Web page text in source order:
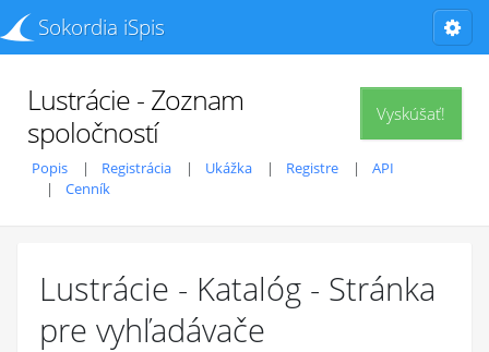
Sokordia iSpis
Vyskúšať!
Lustrácie - Zoznam
spoločností
Popis Registrácia Ukážka Registre
API
Cenník
Lustrácie - Katalóg - Stránka
pre vyhľadávače